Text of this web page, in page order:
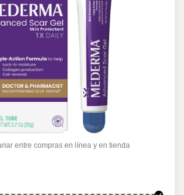
entre compras en línea y en tienda